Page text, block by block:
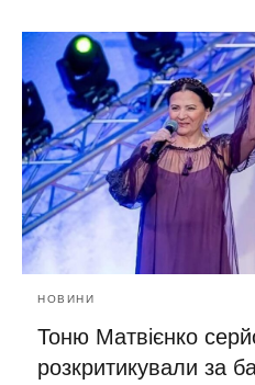
НОВИНИ
Тоню Матвієнко
розкритикували за